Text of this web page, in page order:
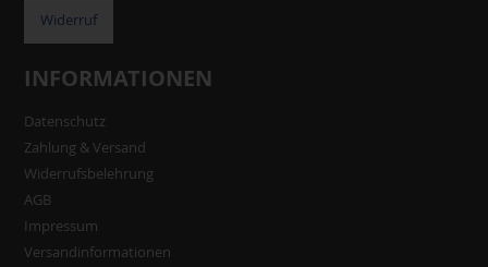
Widerruf
INFORMATIONEN
Datenschutz
Zahlung & Versand
Widerrufsbelehrung
AGB
Impressum
Versandinformationen